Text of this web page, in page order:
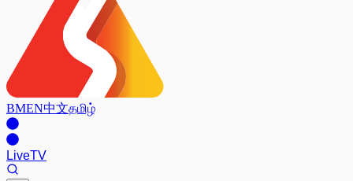
BMEN中文தமிழ்
LiveTV